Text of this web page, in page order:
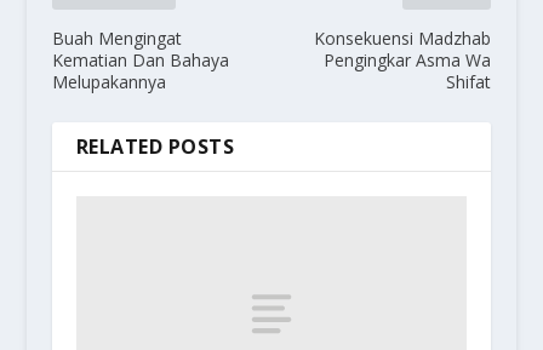
Buah Mengingat
Kematian Dan Bahaya
Melupakannya
Konsekuensi Madzhab
Pengingkar Asma Wa
Shifat
RELATED POSTS